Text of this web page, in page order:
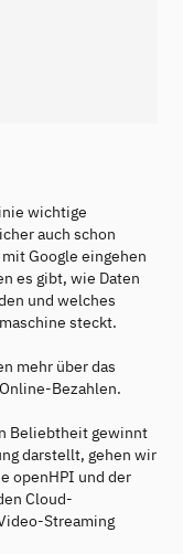
wichtige
auch schon
Google eingehen
es gibt, wie Daten
und welches
steckt.
mehr über das
Bezahlen.
Beliebtheit gewinnt
darstellt, gehen wir
openHPI und der
Cloud-
Streaming